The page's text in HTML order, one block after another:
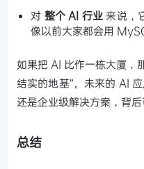
对 整个 AI 行业 来说，
像以前大家都会用
如果把 AI 比作一栋大厦
结实的地基”。未来的 AI
还是企业级解决方案，背后
总结